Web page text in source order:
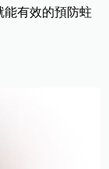
能有效的預防蛀